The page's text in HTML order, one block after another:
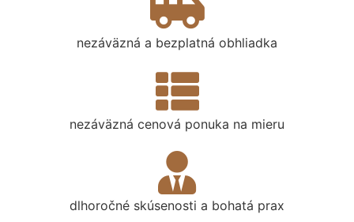
nezáväzná a bezplatná obhliadka
nezáväzná cenová ponuka na mieru
dlhoročné skúsenosti a bohatá prax